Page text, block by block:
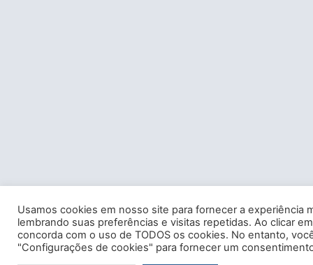
Usamos cookies em nosso site para fornecer a experiência
lembrando suas preferências e visitas repetidas. Ao clicar
concorda com o uso de TODOS os cookies. No entanto,
"Configurações de cookies" para fornecer um